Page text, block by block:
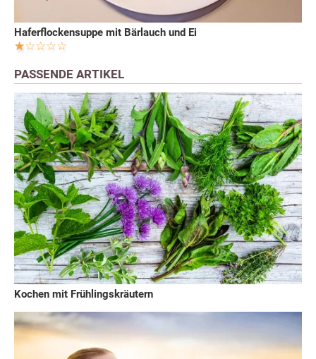
Haferflockensuppe mit Bärlauch und Ei
PASSENDE ARTIKEL
Kochen mit Frühlingskräutern